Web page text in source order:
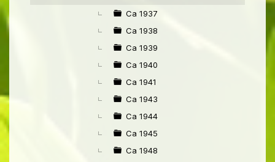
Ca 1937
Ca 1938
Ca 1939
Ca 1940
Ca 1941
Ca 1943
Ca 1944
Ca 1945
Ca 1948